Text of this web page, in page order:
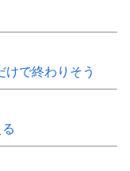
で終わりそう